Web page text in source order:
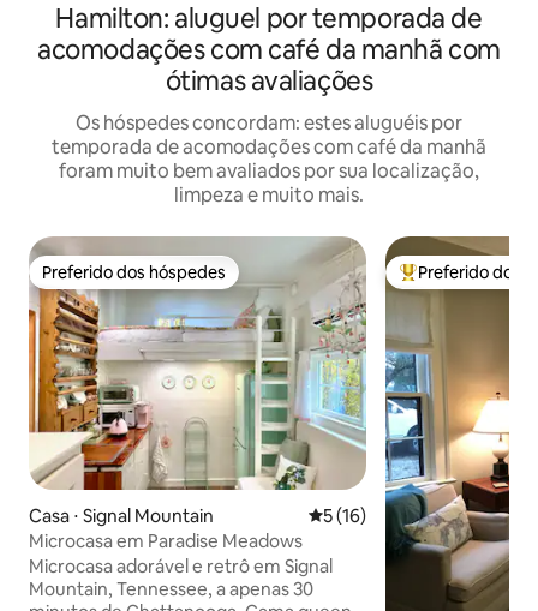
Hamilton: aluguel por temporada de
acomodações com café da manhã com
ótimas avaliações
Os hóspedes concordam: estes aluguéis por
temporada de acomodações com café da manhã
foram muito bem avaliados por sua localização,
limpeza e muito mais.
Preferido dos hóspedes
Preferido dos hóspedes
Casa ⋅ Signal Mountain 5 de uma avaliação média
5 (16)
Microcasa em Paradise Meadows
Microcasa adorável e retrô em Signal
Mountain, Tennessee, a apenas 30
Entre os
Preferido dos